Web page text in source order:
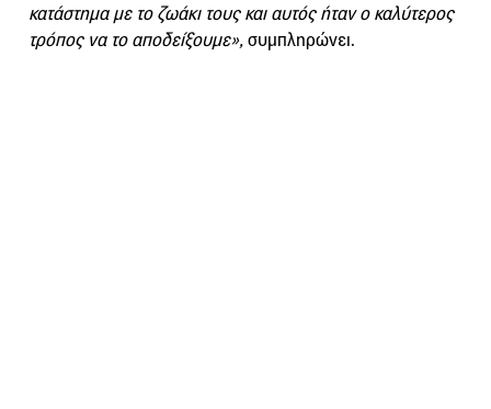
κατάστημα με το ζωάκι τους και αυτός ήταν ο καλύτερος
τρόπος να το αποδείξουμε»,συμπληρώνει.